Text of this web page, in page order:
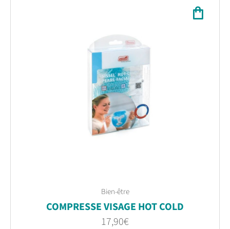
Bien-être
COMPRESSE VISAGE HOT COLD
17,90€